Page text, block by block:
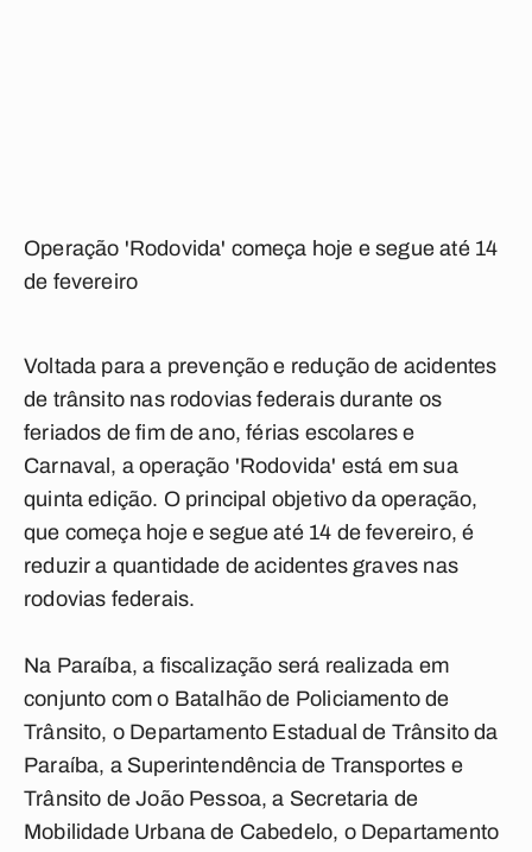
Operação 'Rodovida' começa hoje e segue até 14
de fevereiro
Voltada para a prevenção e redução de acidentes
de trânsito nas rodovias federais durante os
feriados de fim de ano, férias escolares e
Carnaval, a operação 'Rodovida' está em sua
quinta edição. O principal objetivo da operação,
que começa hoje e segue até 14 de fevereiro, é
reduzir a quantidade de acidentes graves nas
rodovias federais.
Na Paraíba, a fiscalização será realizada em
conjunto com o Batalhão de Policiamento de
Trânsito, o Departamento Estadual de Trânsito da
Paraíba, a Superintendência de Transportes e
Trânsito de João Pessoa, a Secretaria de
Mobilidade Urbana de Cabedelo, o Departamento